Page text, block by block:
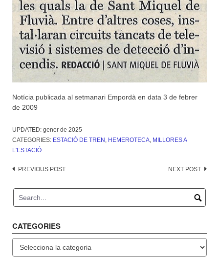
Notícia publicada al setmanari Empordà en data 3 de febrer
de 2009
UPDATED: gener de 2025
CATEGORIES: ESTACIÓ DE TREN , HEMEROTECA, MILLORES A
L'ESTACIÓ
Post
PREVIOUS POST NEXT POST
CATEGORIES